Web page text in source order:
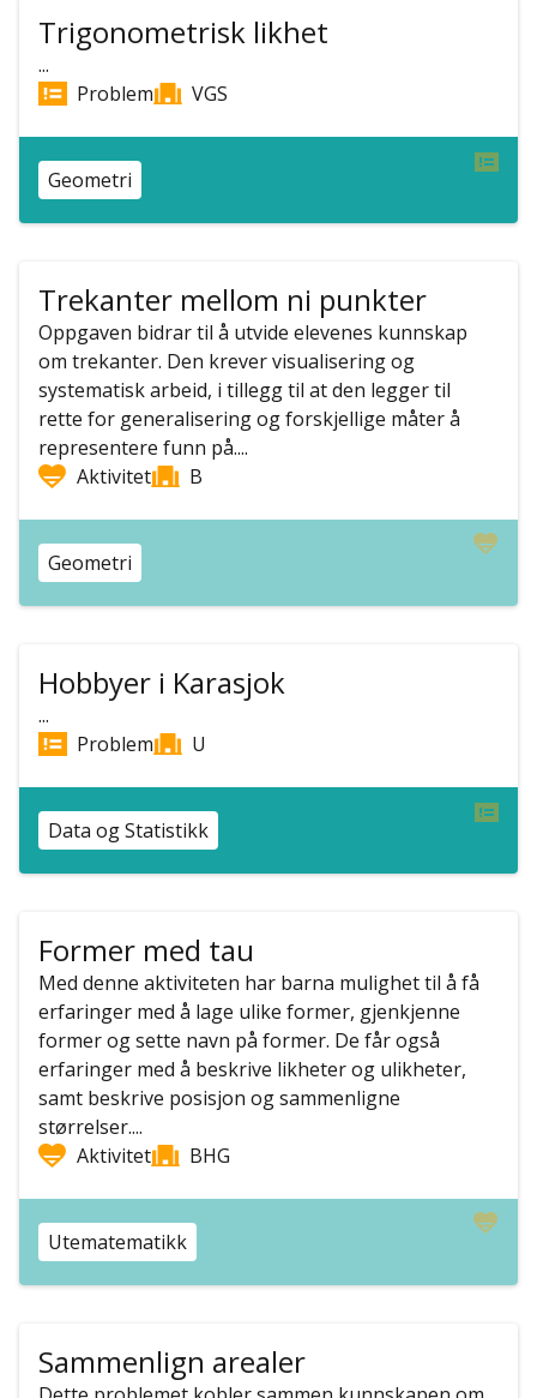
Trigonometrisk likhet
...
Problem
VGS
Geometri
Trekanter mellom ni punkter
Oppgaven bidrar til å utvide elevenes kunnskap
om trekanter. Den krever visualisering og
systematisk arbeid, i tillegg til at den legger til
rette for generalisering og forskjellige måter å
representere funn på....
Aktivitet
B
Geometri
Hobbyer i Karasjok
...
Problem
U
Data og Statistikk
Former med tau
Med denne aktiviteten har barna mulighet til å få
erfaringer med å lage ulike former, gjenkjenne
former og sette navn på former. De får også
erfaringer med å beskrive likheter og ulikheter,
samt beskrive posisjon og sammenligne
størrelser....
Aktivitet
BHG
Utematematikk
Sammenlign arealer